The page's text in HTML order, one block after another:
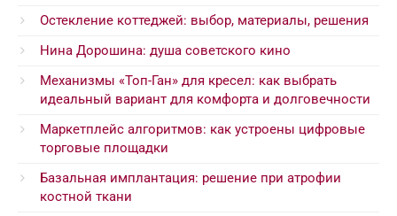
Остекление коттеджей: выбор, материалы, решения
Нина Дорошина: душа советского кино
Механизмы «Топ-Ган» для кресел: как выбрать
идеальный вариант для комфорта и долговечности
Маркетплейс алгоритмов: как устроены цифровые
торговые площадки
Базальная имплантация: решение при атрофии
костной ткани